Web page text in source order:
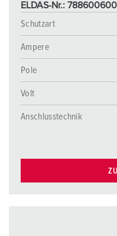
ELDAS-Nr.: 788600600
Schutzart
Ampere
Pole
Volt
Anschlusstechnik